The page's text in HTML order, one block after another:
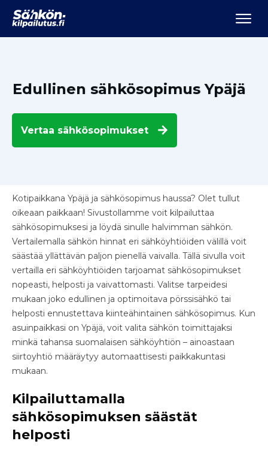
Edullinen sähkösopimus Ypäjä
Vertaa sähkösopimukset
Kotipaikkana Ypäjä ja sähkösopimus haussa? Olet tullut
oikeaan paikkaan! Sivustollamme voit kilpailuttaa
sähkösopimuksesi ja löydä sinulle halvimman sähkön.
Vertailemalla sähkön hinnat eri sähköyhtiöiden välillä voit
säästää yllättävän paljon pienellä vaivalla. Tällä sivulla voit
vertailla eri sähköyhtiöiden tarjoamat sähkösopimukset
nopeasti, helposti ja vaivattomasti. Valitse tarpeidesi
mukaan joko edullinen ja optimoitava pörssisähkö tai
helposti ennustettava kiinteähintainen sähkösopimus. Kun
asuinpaikkasi on Ypäjä, voit valita sähkön toimittajaksi
minkä tahansa suomalaisen sähköyhtiön – ainoastaan
siirtoyhtiö määräytyy automaattisesti paikkakuntasi
mukaan.
Kilpailuttamalla
sähkösopimuksen säästät
helposti